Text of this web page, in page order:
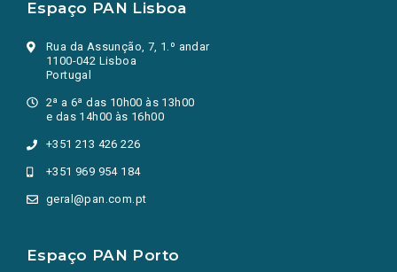
Espaço PAN Lisboa
Rua da Assunção, 7, 1.º andar
1100-042 Lisboa
Portugal
2ª a 6ª das 10h00 às 13h00
e das 14h00 às 16h00
+351 213 426 226
+351 969 954 184
geral@pan.com.pt
Espaço PAN Porto